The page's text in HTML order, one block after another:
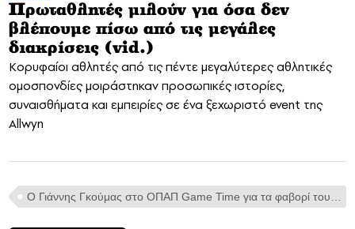
Πρωταθλητές μιλούν για όσα δεν
βλέπουμε πίσω από τις μεγάλες
διακρίσεις (vid.)
Κορυφαίοι αθλητές από τις πέντε μεγαλύτερες αθλητικές
ομοσπονδίες μοιράστηκαν προσωπικές ιστορίες,
συναισθήματα και εμπειρίες σε ένα ξεχωριστό event της
Allwyn